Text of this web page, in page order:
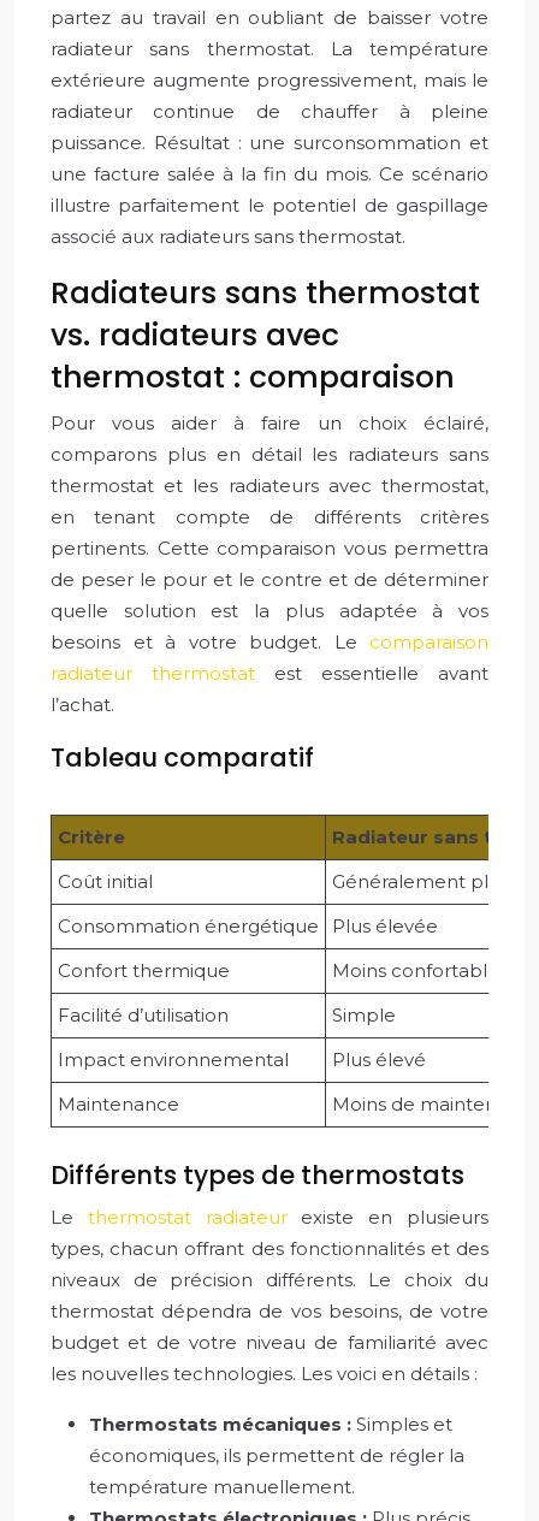
partez au travail en oubliant de baisser votre
radiateur sans thermostat. La température
extérieure augmente progressivement, mais le
radiateur continue de chauffer à pleine
puissance. Résultat : une surconsommation et
une facture salée à la fin du mois. Ce scénario
illustre parfaitement le potentiel de gaspillage
associé aux radiateurs sans thermostat.
Radiateurs sans thermostat
vs. radiateurs avec
thermostat : comparaison
Pour vous aider à faire un choix éclairé,
comparons plus en détail les radiateurs sans
thermostat et les radiateurs avec thermostat,
en tenant compte de différents critères
pertinents. Cette comparaison vous permettra
de peser le pour et le contre et de déterminer
quelle solution est la plus adaptée à vos
besoins et à votre budget. Le comparaison
radiateur thermostat est essentielle avant
l’achat.
Tableau comparatif
Critère
Radiateur sans
Coût initial
Généralement plus
Consommation énergétique
Plus élevée
Confort thermique
Moins confortable
Facilité d’utilisation
Simple
Impact environnemental
Plus élevé
Maintenance
Moins de
Différents types de thermostats
Le thermostat radiateur existe en plusieurs
types, chacun offrant des fonctionnalités et des
niveaux de précision différents. Le choix du
thermostat dépendra de vos besoins, de votre
budget et de votre niveau de familiarité avec
les nouvelles technologies. Les voici en détails :
Thermostats mécaniques : Simples et
économiques, ils permettent de régler la
température manuellement.